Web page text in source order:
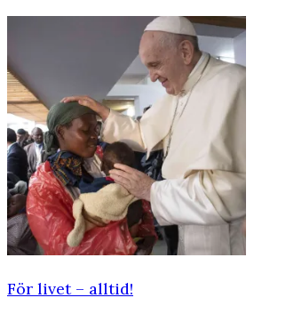
För livet – alltid!